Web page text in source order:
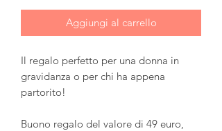
Aggiungi al carrello
Il regalo perfetto per una donna in
gravidanza o per chi ha appena
partorito!
Buono regalo del valore di 49 euro,